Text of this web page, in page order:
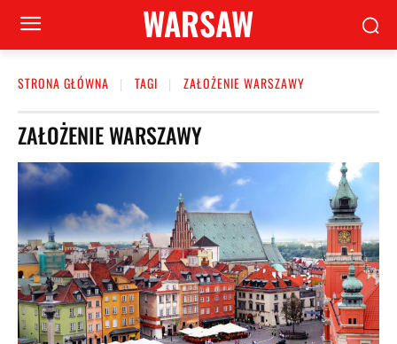
WARSAW
STRONA GŁÓWNA TAGI ZAŁOŻENIE WARSZAWY
ZAŁOŻENIE WARSZAWY